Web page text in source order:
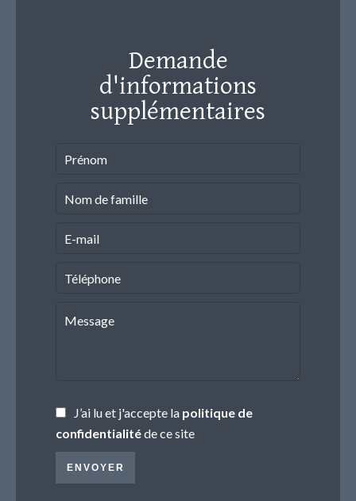
Demande
d'informations
supplémentaires
J’ai lu et j'accepte la politique de
confidentialitéde ce site
ENVOYER